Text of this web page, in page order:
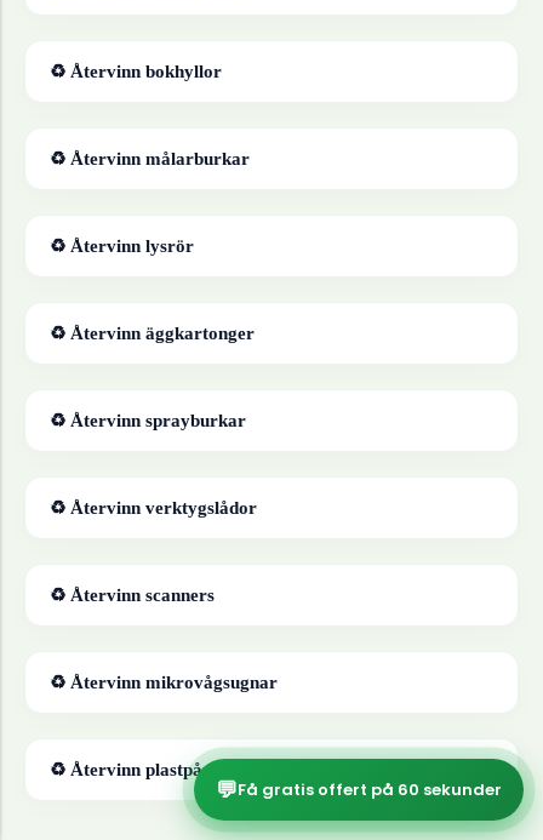
♻ Återvinn bokhyllor
♻ Återvinn målarburkar
♻ Återvinn lysrör
♻ Återvinn äggkartonger
♻ Återvinn sprayburkar
♻ Återvinn verktygslådor
♻ Återvinn scanners
♻ Återvinn mikrovågsugnar
♻ Återvinn plastpåsar
💬Få gratis offert på 60 sekunder